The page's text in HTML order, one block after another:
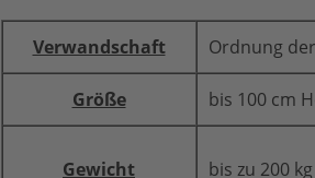
Verwandschaft Ordnung
Größe bis 100 cm
Gewicht bis zu 200 kg